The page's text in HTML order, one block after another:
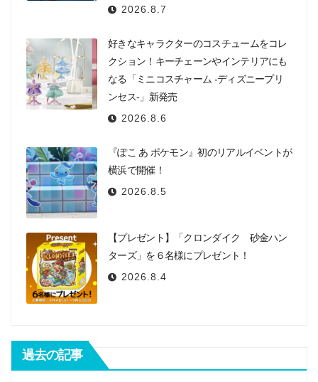
2026.8.7
好きなキャラクターのコスチュームをコレ
クション！キーチェーンやインテリアにも
なる「ミニコスチャーム -ディズニープリ
ンセス-」新発売
2026.8.6
『ぽこ あ ポケモン』初のリアルイベントが
横浜で開催！
2026.8.5
【プレゼント】「クロンダイク 砂金ハン
ターズ」を６名様にプレゼント！
2026.8.4
過去の記事